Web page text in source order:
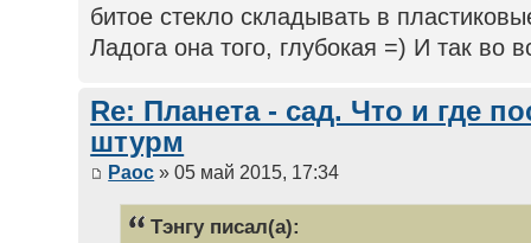
битое стекло складывать в
Ладога она того, глубокая =) И так во
Re: Планета - сад. Что и где
штурм
Раос » 05 май 2015, 17:34
Тэнгу писал(а):